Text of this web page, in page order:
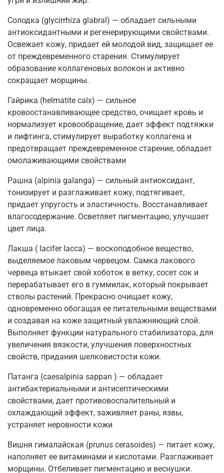
Солодка (glycirrhiza glabral) — обладает сильными
антиоксидантными и регенерирующими свойствами.
Освежает кожу, придает ей молодой вид, защищает ее
от преждевременного старения. Стимулирует
образование коллагеновых волокон и активно
сокращает морщины.
Гайрика (helmatite calx) — сильное
кровоостанавливающее средство, очищает кровь и
нормализует кровообращение, дает эффект подтяжки
и лифтинга, стимулирует выработку коллагена и
предотвращает преждевременное старение, обладает
омолаживающими свойствами
Рашна (alpinia galanga) — сильный антиоксидант,
тонизирует и разглаживает кожу, подтягивает,
придает упругость и эластичность. Восстанавливает
влагосодержание. Осветляет пигментацию, улучшает
цвет лица.
Лакша ( lacifer lacca) — воскоподобное вещество,
выделяемое лаковым червецом. Самка лакового
червеца втыкает свой хоботок в ветку, сосет сок и
перерабатывает его в гуммилак, который покрывает
стволы растений. Прекрасно очищает кожу,
одновременно обогащая ее питательными веществами
и создавая на коже защитный увлажняющий слой.
Выполняет функции натурального стабилизатора, для
увеличения вязкости, улучшения поверхностных
свойств, придания шелковистости кожи.
Патанга (caesalpinia sappan ) — обладает
антибактериальными и антисептическими
свойствами, дает противовоспалительный и
охлаждающий эффект, заживляет раны, язвы,
устраняет неровности кожи
Вишня гималайская (prunus cerasoides) — питает кожу,
наполняет ее витаминами и кислотами. Разглаживает
морщины. Отбеливает пигментацию и веснушки.